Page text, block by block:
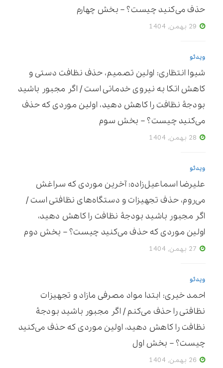
حذف می‌کنید چیست؟ – بخش چهارم
ویدئو
شیوا انتظاری: اولین تصمیم، حذف نظافت دستی و
کاهش اتکا به نیروی خدماتی است / اگر مجبور باشید
بودجۀ نظافت را کاهش دهید، اولین موردی که حذف
می‌کنید چیست؟ – بخش سوم
ویدئو
علیرضا اسماعیل‌زاده: آخرین موردی که سراغش
می‌روم، حذف تجهیزات و دستگاه‌های نظافتی است /
اگر مجبور باشید بودجۀ نظافت را کاهش دهید،
اولین موردی که حذف می‌کنید چیست؟ – بخش دوم
ویدئو
احمد خیری: ابتدا مواد مصرفی مازاد و تجهیزات
نظافتی را حذف می‌کنم / اگر مجبور باشید بودجۀ
نظافت را کاهش دهید، اولین موردی که حذف می‌کنید
چیست؟ – بخش اول